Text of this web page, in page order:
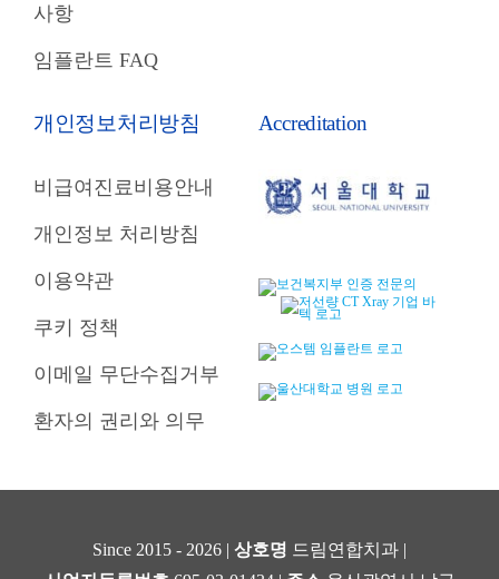
사항
임플란트 FAQ
개인정보처리방침
비급여진료비용안내
개인정보 처리방침
이용약관
쿠키 정책
이메일 무단수집거부
환자의 권리와 의무
Accreditation
Since 2015 - 2026 | 상호명 드림연합치과 |